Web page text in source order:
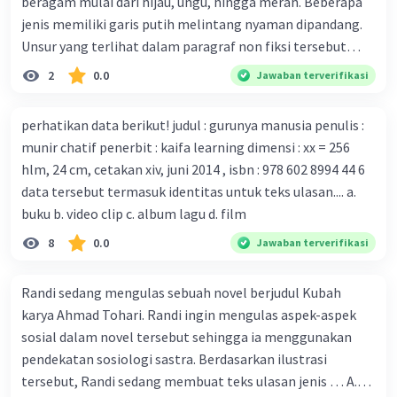
kekebalan, Melbourne, Julian Druce, menyatakan mereka
mengembangkan virus Corona versi laboratorium dari
tubuh pasien yang terinfeksi untuk uji coba. Tanggapan
yang sesuai dengan berita tersebut adalah ... A.
serangan virus Corona dengan menemukan vaksin virus
tersebut. B. Para ilmuan perlu segera mempelajari virus
corona yang menjadi masalah besar bagi kesehatan dunia
karena persebarannya sangat cepat. C. Masyarakat perlu
mawas diri dan menjaga kesehatan dalam menghadapi
serangan virus corona yang mulai menyebar di Indonesia,
D. Virus corona menjadi masalah besar bagi kesehatan
jenis memiliki garis putih melintang nyaman dipandang.
Unsur yang terlihat dalam paragraf non fiksi tersebut
adalah... A. cara menyajikan isi buku B. bahasa yang
digunakan C. tokoh dan penokohan D. penyajian alur cerita
2 0.0 Jawaban terverifikasi
perhatikan data berikut! judul : gurunya manusia penulis :
munir chatif penerbit : kaifa learning dimensi : xx = 256
hlm, 24 cm, cetakan xiv, juni 2014 , isbn : 978 602 8994 44 6
data tersebut termasuk identitas untuk teks ulasan.... a.
buku b. video clip c. album lagu d. film
8 0.0 Jawaban terverifikasi
Randi sedang mengulas sebuah novel berjudul Kubah
karya Ahmad Tohari. Randi ingin mengulas aspek-aspek
sosial dalam novel tersebut sehingga ia menggunakan
pendekatan sosiologi sastra. Berdasarkan ilustrasi
tersebut, Randi sedang membuat teks ulasan jenis … A.